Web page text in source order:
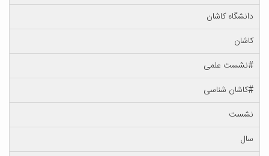
دانشگاه کاشان
کاشان
#نشست علمی
#کاشان شناسی
نشست
سال